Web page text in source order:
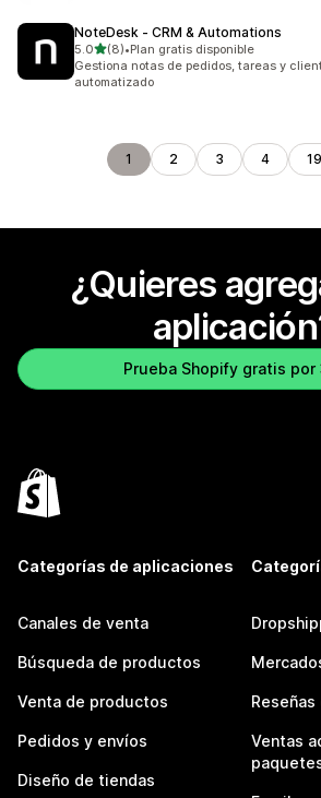
NoteDesk ‑ CRM & Automations
5.0de 5 estrellas
(8)
8 reseñas en total
•Plan gratis disponible
Gestiona notas de pedidos, tareas y
automatizado
1 2 3 4 19
¿Quieres
Prueba Shopify gratis por
Categorías de aplicaciones
Canales de venta
Búsqueda de productos
Venta de productos
Pedidos y envíos
Diseño de tiendas
Ventas